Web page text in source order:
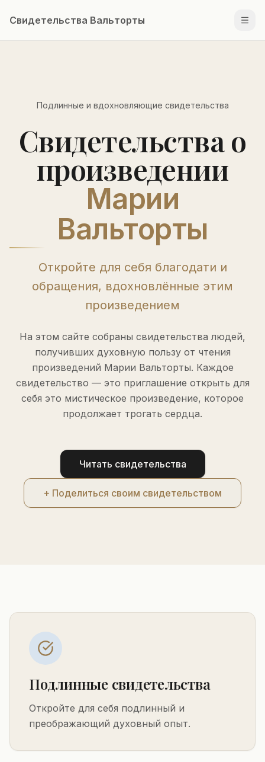
Свидетельства Вальторты
Подлинные и вдохновляющие свидетельства
Свидетельства о
произведении
Марии
Вальторты
Откройте для себя благодати и
обращения, вдохновлённые этим
произведением
На этом сайте собраны свидетельства людей,
получивших духовную пользу от чтения
произведений Марии Вальторты. Каждое
свидетельство — это приглашение открыть для
себя это мистическое произведение, которое
продолжает трогать сердца.
Читать свидетельства
+ Поделиться своим свидетельством
Подлинные свидетельства
Откройте для себя подлинный и
преображающий духовный опыт.